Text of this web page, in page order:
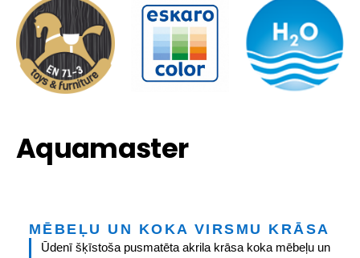
Aquamaster
MĒBEĻU UN KOKA VIRSMU KRĀSA
Ūdenī šķīstoša pusmatēta akrila krāsa koka mēbeļu un